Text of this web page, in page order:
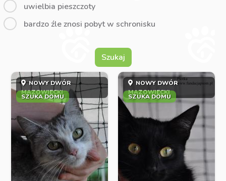
uwielbia pieszczoty
bardzo źle znosi pobyt w schronisku
Szukaj
NOWY DWÓR
MAZOWIECKI
SZUKA DOMU
NOWY DWÓR
MAZOWIECKI
SZUKA DOMU